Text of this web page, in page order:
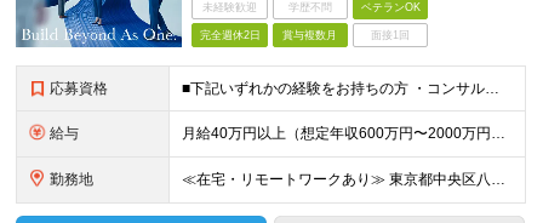
未経験歓迎 学歴不問 ベテランOK
完全週休2日 賞与複数月 面接1回
応募資格 ■下記いずれかの経験をお持ちの方 ・コンサルティングファーム出身者: 戦略系、Big4などでのM&A関連（Strategy/Transaction/PMI/カーブアウト）または企業変革プロジェクト経験
給与 月給40万円以上（想定年収600万円〜2000万円） ※経験・能力を考慮の上、当社規定により決定します。 ※賞与年2回支給 ※試用期間：原則6ヶ月（試用期間中の労働条件は本採用時と同様） ※残業代は全
勤務地 ≪在宅・リモートワークあり≫ 東京都中央区八重洲二丁目2番1号 東京ミッドタウン八重洲 八重洲セントラルタワー15階 ※プロジェクトによりその他全国、海外あり ※在宅勤務制度、リモートワーク制度あり